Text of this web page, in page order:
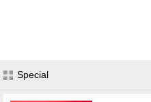
Special